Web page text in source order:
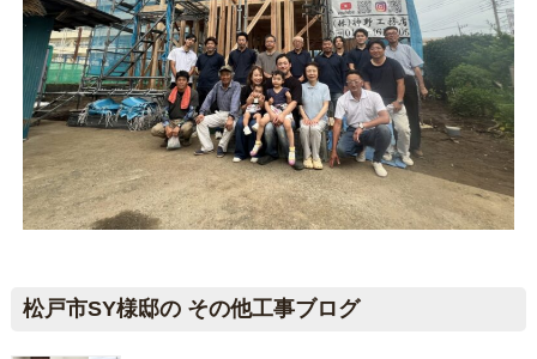
松戸市SY様邸の その他工事ブログ